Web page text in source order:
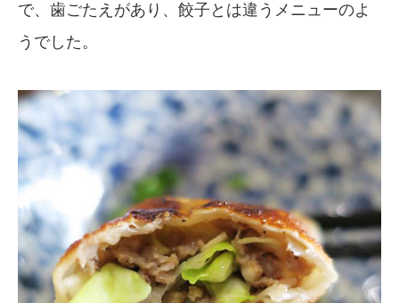
で、歯ごたえがあり、餃子とは違うメニューのよ
うでした。